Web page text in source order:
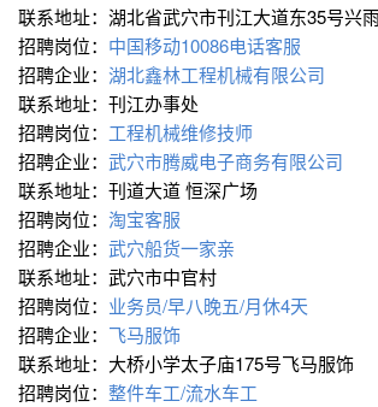
联系地址：湖北省武穴市刊江大道东35号兴
招聘岗位： 中国移动10086电话客服
招聘企业： 湖北鑫林工程机械有限公司
联系地址：刊江办事处
招聘岗位： 工程机械维修技师
招聘企业： 武穴市腾威电子商务有限公司
联系地址：刊道大道 恒深广场
招聘岗位： 淘宝客服
招聘企业： 武穴船货一家亲
联系地址：武穴市中官村
招聘岗位： 业务员/早八晚五/月休4天
招聘企业： 飞马服饰
联系地址：大桥小学太子庙175号飞马服饰
招聘岗位： 整件车工/流水车工